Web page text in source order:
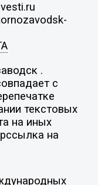
.
с
текстовых
на иных
на